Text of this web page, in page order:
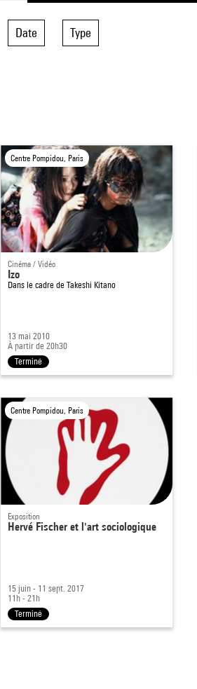
Date Type
Centre Pompidou, Paris
Cinéma / Vidéo
Izo
Dans le cadre de Takeshi Kitano
13 mai 2010
À partir de 20h30
Terminé
Centre Pompidou, Paris
Exposition
Hervé Fischer et l'art sociologique
15 juin - 11 sept. 2017
11h - 21h
Terminé